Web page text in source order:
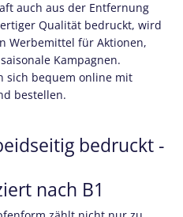
auch aus der Entfernung
Qualität bedruckt, wird
Werbemittel für Aktionen,
Kampagnen.
sich bequem online mit
bestellen.
bedruckt -
nach B1